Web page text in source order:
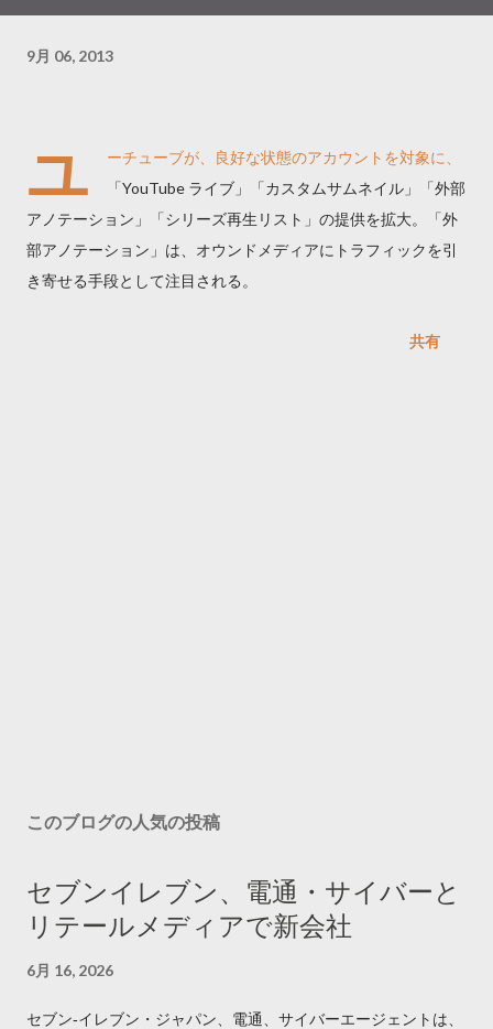
9月 06, 2013
ユ
ーチューブが、良好な状態のアカウントを対象に、
「YouTube ライブ」「カスタムサムネイル」「外部
アノテーション」「シリーズ再生リスト」の提供を拡大。「外
部アノテーション」は、オウンドメディアにトラフィックを引
き寄せる手段として注目される。
共有
このブログの人気の投稿
セブンイレブン、電通・サイバーと
リテールメディアで新会社
6月 16, 2026
セブン‐イレブン・ジャパン、電通、サイバーエージェントは、